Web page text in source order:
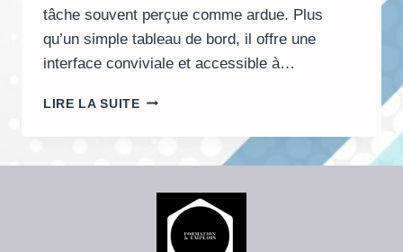
tâche souvent perçue comme ardue. Plus
qu’un simple tableau de bord, il offre une
interface conviviale et accessible à…
LIRE LA SUITECOMMENT
DE
SERVEURS